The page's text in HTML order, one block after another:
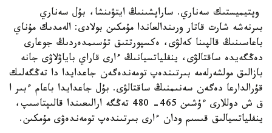
وپتيميستىك سەناري. ساراپشىنىڭ ايتۋىنشا، بۇل سەناري
بىرنەشە شارت قاتار ورىندالعاندا مۇمكىن بولادى: الەمدىك مۇناي
باعاسىنىڭ قالپىنا كەلۋى، ەكسپورتتىق تۇسىمدەردىڭ جوعارى
دەڭگەيدە ساقتالۋى، ينفلياتسيانىڭ ءارى قاراي باياۋلاۋى جانە
بازالىق مولشەرلەمە بىرتىندەپ تومەندەگەن جاعدايدا دا تەڭگەلىك
قۇرالدارعا دەگەن سەنىمنىڭ ساقتالۋى. بۇل جاعدايدا باعام ءبىر ا
ق ش دوللارى ءۇشىن 465- 480 تەڭگە ارالىعىندا قالىپتاسىپ،
ينفلياتسيالىق قىسىم ودان ءارى بىرتىندەپ تومەندەۋى مۇمكىن.